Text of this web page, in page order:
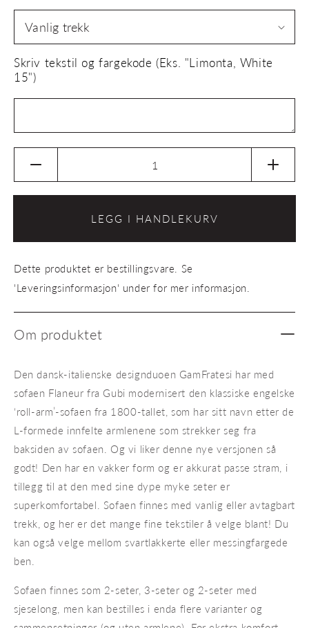
Skriv tekstil og fargekode (Eks. "Limonta, White
15")
antallet
for
2-
Øk
for
2-
LEGG I HANDLEKURV
Dette produktet er bestillingsvare. Se
'Leveringsinformasjon' under for mer informasjon.
Om produktet
Den dansk-italienske designduoen GamFratesi har med
sofaen Flaneur fra Gubi modernisert den klassiske engelske
‘roll-arm’-sofaen fra 1800-tallet, som har sitt navn etter de
L-formede innfelte armlenene som strekker seg fra
baksiden av sofaen. Og vi liker denne nye versjonen så
godt! Den har en vakker form og er akkurat passe stram, i
tillegg til at den med sine dype myke seter er
superkomfortabel. Sofaen finnes med vanlig eller avtagbart
trekk, og her er det mange fine tekstiler å velge blant! Du
kan også velge mellom svartlakkerte eller messingfargede
ben.
Sofaen finnes som 2-seter, 3-seter og 2-seter med
sjeselong, men kan bestilles i enda flere varianter og